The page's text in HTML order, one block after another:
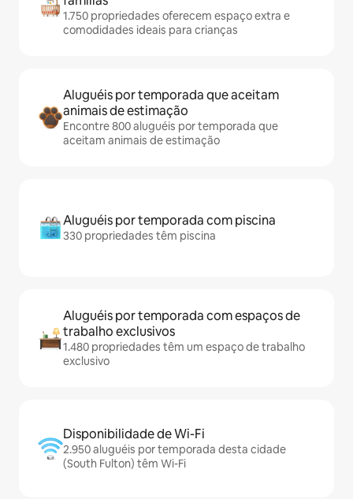
1.750 propriedades oferecem espaço extra e
comodidades ideais para crianças
Aluguéis por temporada que aceitam
animais de estimação
Encontre 800 aluguéis por temporada que
aceitam animais de estimação
Aluguéis por temporada com piscina
330 propriedades têm piscina
Aluguéis por temporada com espaços de
trabalho exclusivos
1.480 propriedades têm um espaço de trabalho
exclusivo
Disponibilidade de Wi-Fi
2.950 aluguéis por temporada desta cidade
(South Fulton) têm Wi-Fi